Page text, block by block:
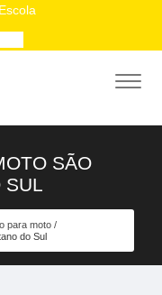
SÃO
SUL
para moto
do Sul